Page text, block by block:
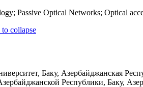
Passive Optical Networks; Optical
collapse
Баку, Азербайджанская
Республики, Баку,